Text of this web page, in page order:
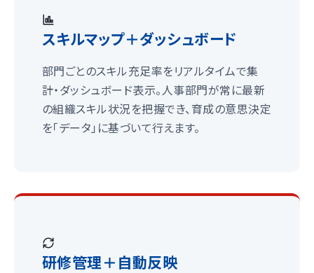
スキルマップ＋ダッシュボード
部門ごとのスキル充足率をリアルタイムで集
計・ダッシュボード表示。人事部門が常に最新
の組織スキル状況を把握でき、育成の意思決定
を「データ」に基づいて行えます。
研修管理＋自動反映